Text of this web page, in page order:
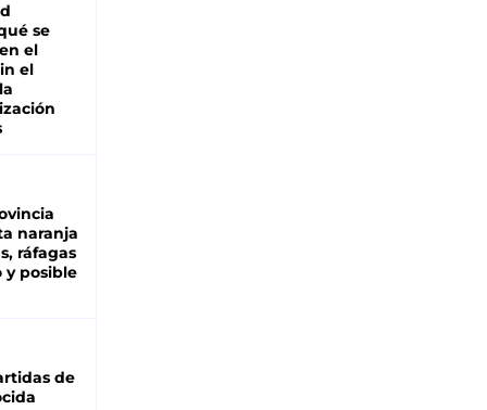
se
el
el
naranja
ráfagas
y posible
de